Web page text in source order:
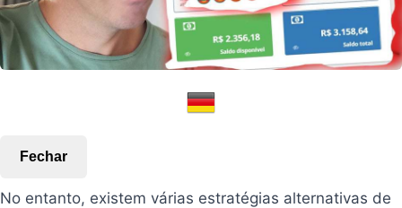
Fechar
No entanto, existem várias estratégias alternativas de